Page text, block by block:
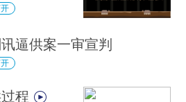
逼供案一审宣判
程